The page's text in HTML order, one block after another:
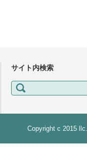
サイト内検索
検
索:
Copyright c 2015